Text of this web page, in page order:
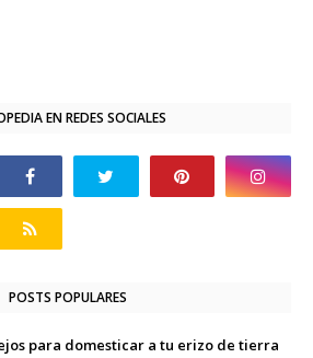
EN REDES SOCIALES
POSTS POPULARES
para domesticar a tu erizo de tierra